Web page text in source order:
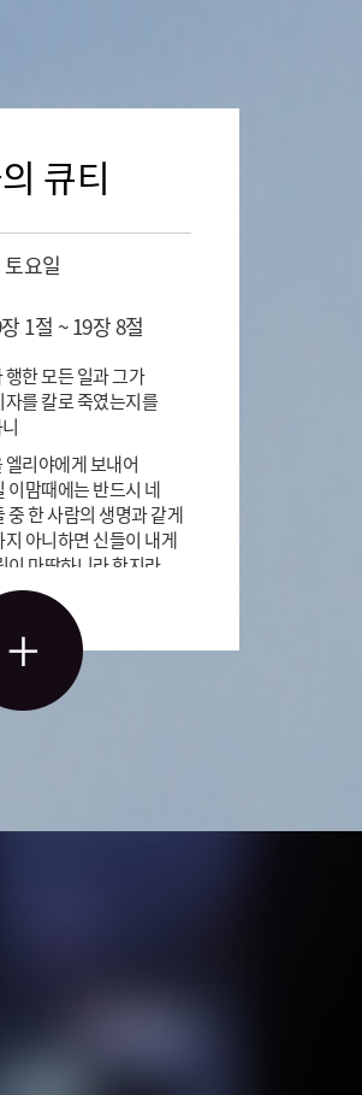
큐티
요일
1절 ~ 19장 8절
한 모든 일과 그가
를 칼로 죽였는지를
리야에게 보내어
이맘때에는 반드시 네
중 한 사람의 생명과 같게
아니하면 신들이 내게
이 마땅하니라 한지라
고 일어나 자기의 생명을
다에 속한 브엘세바에
을 그 곳에 머물게 하고
로 들어가 하룻길쯤 가서
에 앉아서 자기가 죽기를
누워 자더니 천사가 그를